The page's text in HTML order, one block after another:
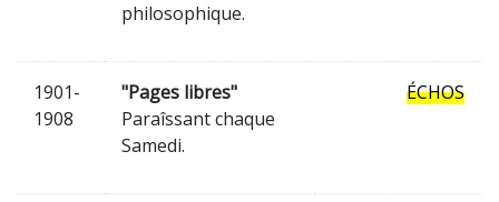
philosophique.
1901-
1908
"Pages libres"
Paraîssant chaque
Samedi.
ÉCHOS